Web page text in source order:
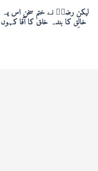
لیکن رضاؔ نے ختم سخن اس پہ
خالِق کا بندہ خلق کا آقا